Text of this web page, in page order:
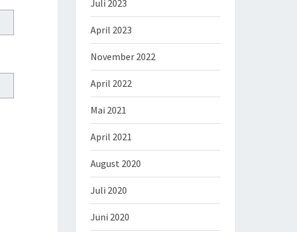
Juli 2023
April 2023
November 2022
April 2022
Mai 2021
April 2021
August 2020
Juli 2020
Juni 2020